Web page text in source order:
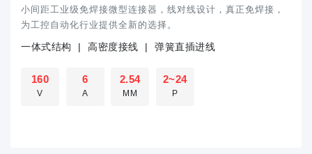
小间距工业级免焊接微型连接器，线对线设计，真正免焊接，
为工控自动化行业提供全新的选择。
一体式结构 | 高密度接线 | 弹簧直插进线
160
V
6
A
2.54
MM
2~24
P